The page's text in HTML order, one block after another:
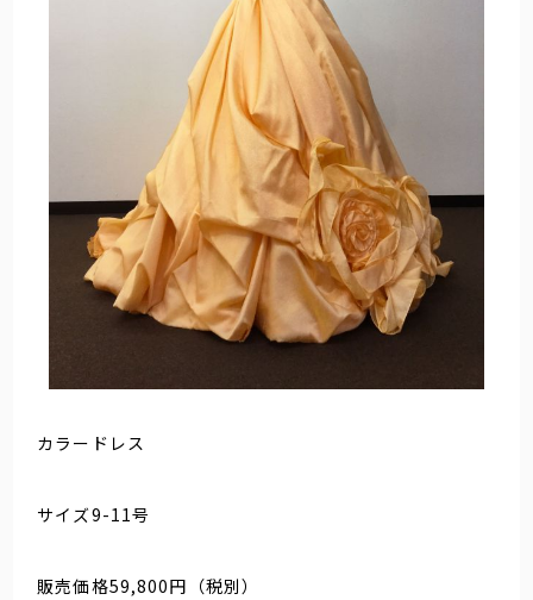
カラードレス
サイズ9-11号
販売価格59,800円（税別）